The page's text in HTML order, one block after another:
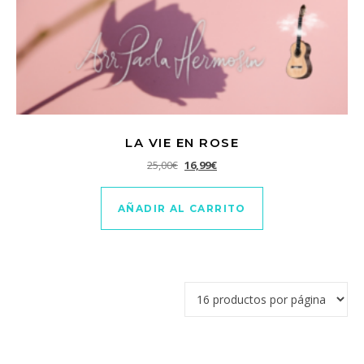
LA VIE EN ROSE
25,00€ El precio original era: 25,00€.
16,99€El precio actual es: 16,99€.
AÑADIR AL CARRITO